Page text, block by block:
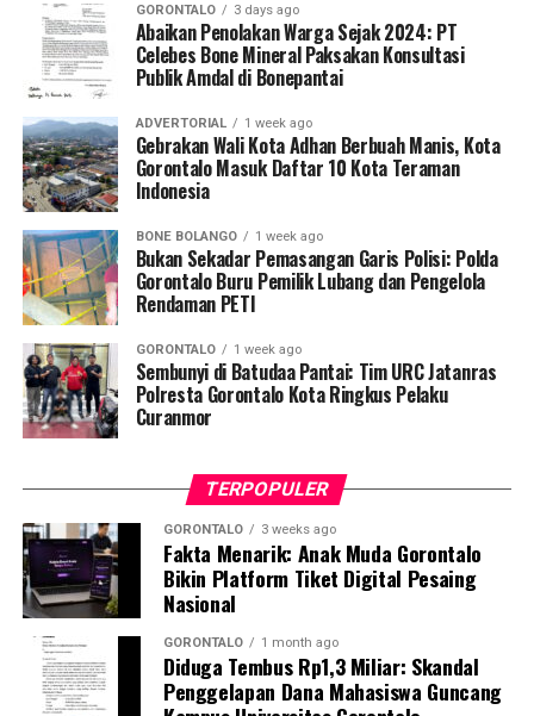
“Melalui Halal Bihalal ini,
kami ingin meneguhkan
semangat kebersamaan,
memperkuat solidaritas,
dan membangun sinergi
positif antarwarga maupun
antarinstansi,” ujar Abdul
Kadir.
Rangkaian kegiatan diisi dengan sambutan para tokoh
undangan, doa bersama, dan ramah tamah. Seluruh
peserta tampak antusias mengikuti acara yang
berlangsung hangat dan penuh suasana kekeluargaan.
Semangat gotong royong dan persaudaraan terasa kuat
di tengah kebersamaan warga Desa Bilungala dan
wilayah sekitar.
GORONTALO 3 days ago
Abaikan Penolakan Warga Sejak 2024: PT
Celebes Bone Mineral Paksakan Konsultasi
Publik Amdal di Bonepantai
ADVERTORIAL 1 week ago
Gebrakan Wali Kota Adhan Berbuah Manis, Kota
Gorontalo Masuk Daftar 10 Kota Teraman
Indonesia
BONE BOLANGO 1 week ago
Bukan Sekadar Pemasangan Garis Polisi: Polda
Gorontalo Buru Pemilik Lubang dan Pengelola
Rendaman PETI
GORONTALO 1 week ago
Sembunyi di Batudaa Pantai: Tim URC Jatanras
Polresta Gorontalo Kota Ringkus Pelaku
Curanmor
TERPOPULER
GORONTALO 3 weeks ago
Fakta Menarik: Anak Muda Gorontalo
Bikin Platform Tiket Digital Pesaing
Nasional
GORONTALO 1 month ago
Diduga Tembus Rp1,3 Miliar: Skandal
Penggelapan Dana Mahasiswa Guncang